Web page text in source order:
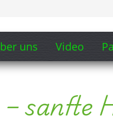
Hügel, Felder und
Hügel, Felder und